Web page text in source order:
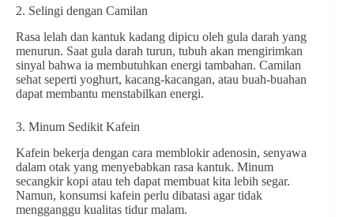
2. Selingi dengan Camilan
Rasa lelah dan kantuk kadang dipicu oleh gula darah yang
menurun. Saat gula darah turun, tubuh akan mengirimkan
sinyal bahwa ia membutuhkan energi tambahan. Camilan
sehat seperti yoghurt, kacang-kacangan, atau buah-buahan
dapat membantu menstabilkan energi.
3. Minum Sedikit Kafein
Kafein bekerja dengan cara memblokir adenosin, senyawa
dalam otak yang menyebabkan rasa kantuk. Minum
secangkir kopi atau teh dapat membuat kita lebih segar.
Namun, konsumsi kafein perlu dibatasi agar tidak
mengganggu kualitas tidur malam.